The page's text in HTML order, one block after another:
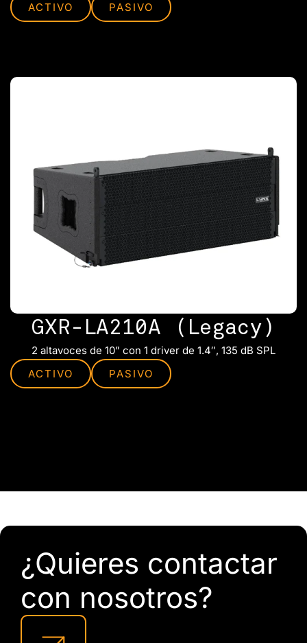
ACTIVO
PASIVO
GXR-LA210A (Legacy)
2 altavoces de 10” con 1 driver de 1.4″, 135 dB SPL
ACTIVO
PASIVO
¿Quieres contactar
con nosotros?